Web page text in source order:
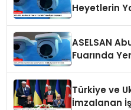
Heyetlerin
ASELSAN
Fuarında
Türkiye ve
İmzalanan